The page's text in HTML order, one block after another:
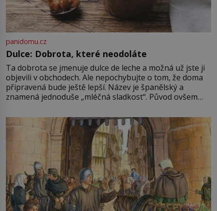
panidomu.cz
Dulce: Dobrota, které neodoláte
Ta dobrota se jmenuje dulce de leche a možná už jste ji
objevili v obchodech. Ale nepochybujte o tom, že doma
připravená bude ještě lepší. Název je španělský a
znamená jednoduše „mléčná sladkost“. Původ ovšem
pře hned několik latinskoamerických zemí a k tomu
Francie, kde se traduje,